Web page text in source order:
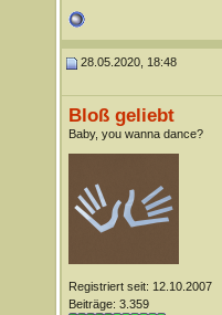
28.05.2020, 18:48
Bloß geliebt
Baby, you wanna dance?
Registriert seit: 12.10.2007
Beiträge: 3.359